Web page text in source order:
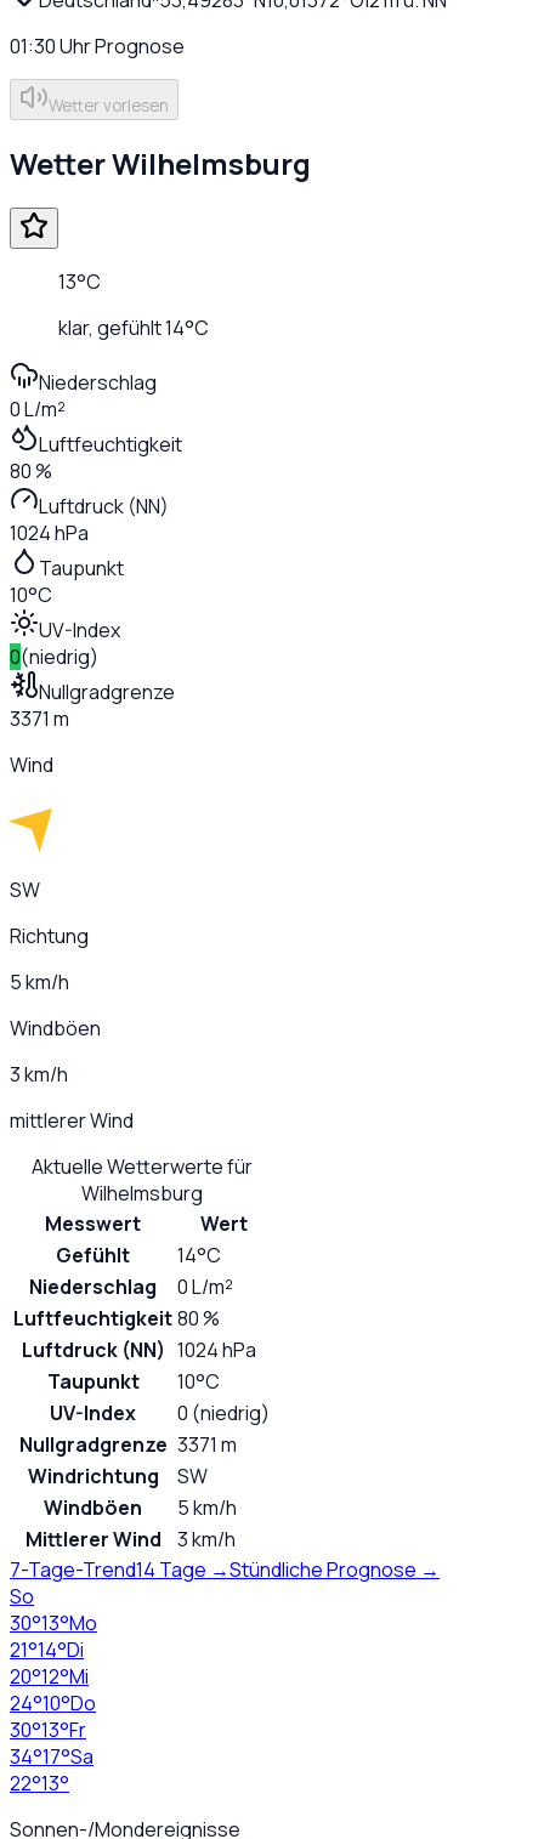
01:30UhrPrognose
Wetter vorlesen
WetterWilhelmsburg
13°C
klar, gefühlt14°C
Niederschlag
0 L/m²
Luftfeuchtigkeit
80 %
Luftdruck (NN)
1024 hPa
Taupunkt
10°C
UV-Index
0(niedrig)
Nullgradgrenze
3371 m
Wind
SW
Richtung
5 km/h
Windböen
3 km/h
mittlerer Wind
Aktuelle Wetterwerte für
Wilhelmsburg
Messwert
Wert
Gefühlt
14°C
Niederschlag
0 L/m²
Luftfeuchtigkeit80 %
Luftdruck (NN) 1024 hPa
Taupunkt
10°C
UV-Index
0 (niedrig)
Nullgradgrenze 3371 m
Windrichtung
SW
Windböen
5 km/h
Mittlerer Wind
3 km/h
7-Tage-Trend14 Tage →Stündliche Prognose →
So
30°13°Mo
21°14°Di
20°12°Mi
24°10°Do
30°13°Fr
34°17°Sa
22°13°
Sonnen-/Mondereignisse